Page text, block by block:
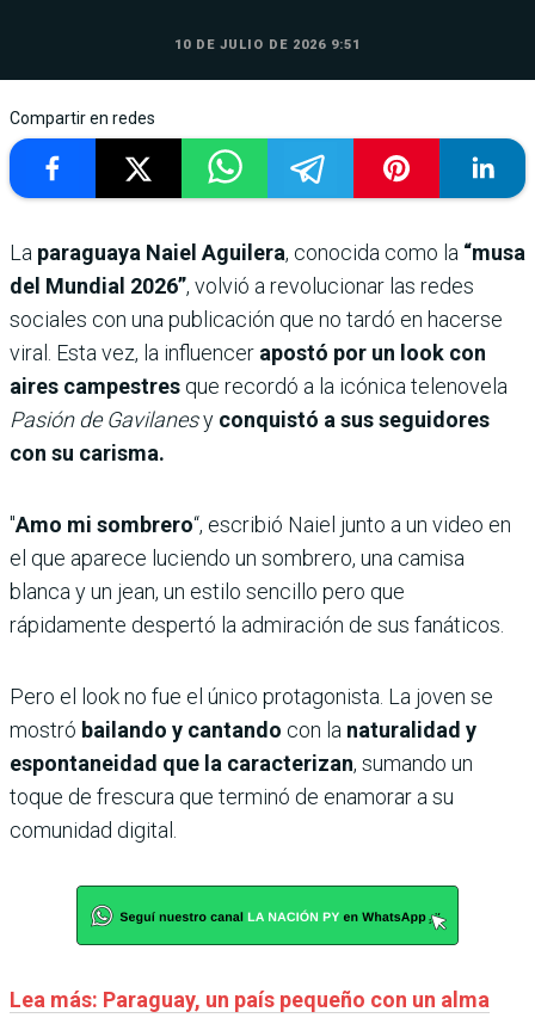
10 DE JULIO DE 2026 9:51
Compartir en redes
La paraguaya Naiel Aguilera, conocida como la “musa
del Mundial 2026”, volvió a revolucionar las redes
sociales con una publicación que no tardó en hacerse
viral. Esta vez, la influencer apostó por un look con
aires campestres que recordó a la icónica telenovela
Pasión de Gavilanesy conquistó a sus seguidores
con su carisma.
"Amo mi sombrero“, escribió Naiel junto a un video en
el que aparece luciendo un sombrero, una camisa
blanca y un jean, un estilo sencillo pero que
rápidamente despertó la admiración de sus fanáticos.
Pero el look no fue el único protagonista. La joven se
mostró bailando y cantando con la naturalidad y
espontaneidad que la caracterizan, sumando un
toque de frescura que terminó de enamorar a su
comunidad digital.
Lea más: Paraguay, un país pequeño con un alma